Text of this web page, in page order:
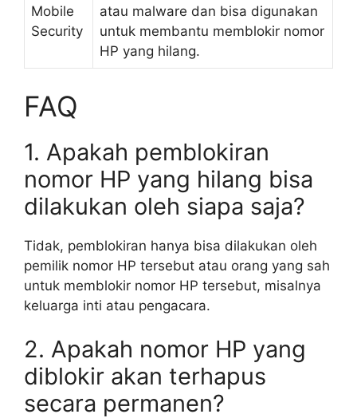
Mobile
Security
atau malware dan bisa digunakan
untuk membantu memblokir nomor
HP yang hilang.
FAQ
1. Apakah pemblokiran
nomor HP yang hilang bisa
dilakukan oleh siapa saja?
Tidak, pemblokiran hanya bisa dilakukan oleh
pemilik nomor HP tersebut atau orang yang sah
untuk memblokir nomor HP tersebut, misalnya
keluarga inti atau pengacara.
2. Apakah nomor HP yang
diblokir akan terhapus
secara permanen?